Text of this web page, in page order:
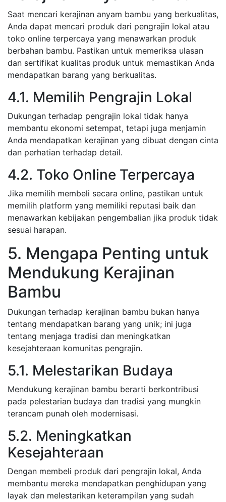
Saat mencari kerajinan anyam bambu yang berkualitas,
Anda dapat mencari produk dari pengrajin lokal atau
toko online terpercaya yang menawarkan produk
berbahan bambu. Pastikan untuk memeriksa ulasan
dan sertifikat kualitas produk untuk memastikan Anda
mendapatkan barang yang berkualitas.
4.1. Memilih Pengrajin Lokal
Dukungan terhadap pengrajin lokal tidak hanya
membantu ekonomi setempat, tetapi juga menjamin
Anda mendapatkan kerajinan yang dibuat dengan cinta
dan perhatian terhadap detail.
4.2. Toko Online Terpercaya
Jika memilih membeli secara online, pastikan untuk
memilih platform yang memiliki reputasi baik dan
menawarkan kebijakan pengembalian jika produk tidak
sesuai harapan.
5. Mengapa Penting untuk
Mendukung Kerajinan
Bambu
Dukungan terhadap kerajinan bambu bukan hanya
tentang mendapatkan barang yang unik; ini juga
tentang menjaga tradisi dan meningkatkan
kesejahteraan komunitas pengrajin.
5.1. Melestarikan Budaya
Mendukung kerajinan bambu berarti berkontribusi
pada pelestarian budaya dan tradisi yang mungkin
terancam punah oleh modernisasi.
5.2. Meningkatkan
Kesejahteraan
Dengan membeli produk dari pengrajin lokal, Anda
membantu mereka mendapatkan penghidupan yang
layak dan melestarikan keterampilan yang sudah